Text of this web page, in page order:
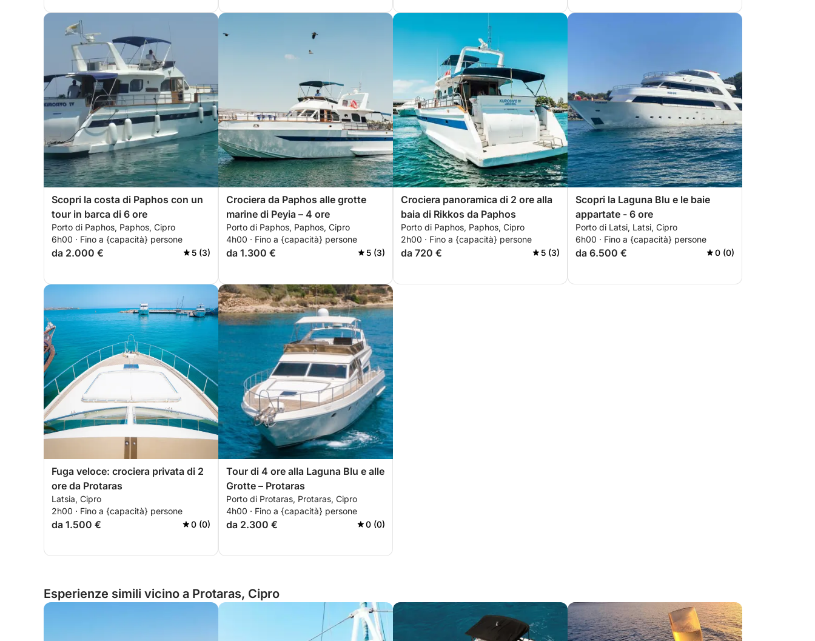
Scopri la costa di Paphos con un
tour in barca di 6 ore
Porto di Paphos, Paphos, Cipro
6h00 · Fino a {capacità} persone
da 2.000 € 5 (3)
Crociera da Paphos alle grotte
marine di Peyia – 4 ore
Porto di Paphos, Paphos, Cipro
4h00 · Fino a {capacità} persone
da 1.300 € 5 (3)
Crociera panoramica di 2 ore alla
baia di Rikkos da Paphos
Porto di Paphos, Paphos, Cipro
2h00 · Fino a {capacità} persone
da 720 € 5 (3)
Scopri la Laguna Blu e le baie
appartate - 6 ore
Porto di Latsi, Latsi, Cipro
6h00 · Fino a {capacità} persone
da 6.500 € 0 (0)
Fuga veloce: crociera privata di 2
ore da Protaras
Latsia, Cipro
2h00 · Fino a {capacità} persone
da 1.500 € 0 (0)
Tour di 4 ore alla Laguna Blu e alle
Grotte – Protaras
Porto di Protaras, Protaras, Cipro
4h00 · Fino a {capacità} persone
da 2.300 € 0 (0)
Esperienze simili vicino a Protaras, Cipro